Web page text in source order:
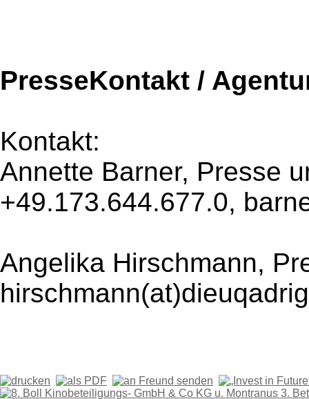
PresseKontakt /
Kontakt:
Annette Barner, Presse
+49.173.644.677.0,
Angelika Hirschmann,